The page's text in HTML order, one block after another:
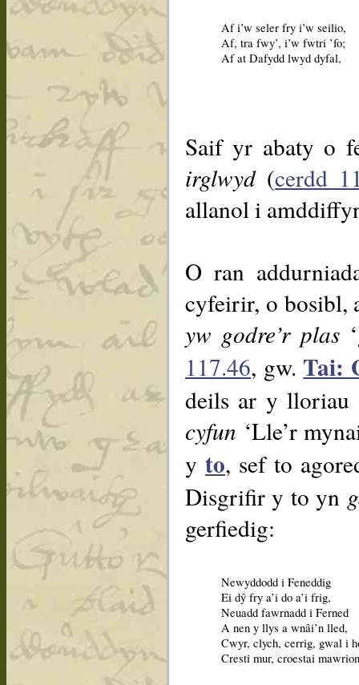
Af i’w seler fry i’w seilio,
Af, tra fwy’, i’w fwtri ’fo;
Af at Dafydd lwyd dyfal,
Saif yr abaty o
irglwyd(cerdd
allanol i
O ran
cyfeirir, o bosibl,
yw godre’r plas
117.46, gw. Tai:
deils ar y
cyfun ‘Lle’r
y to, sef to
Disgrifir y to yn
gerfiedig:
Newyddodd i Feneddig
Ei dŷ fry a’i do a’i frig,
Neuadd fawrnadd i Ferned
A nen y llys a wnâi’n lled,
Cwyr, clych, cerrig, gwal i
Cresti mur, croestai